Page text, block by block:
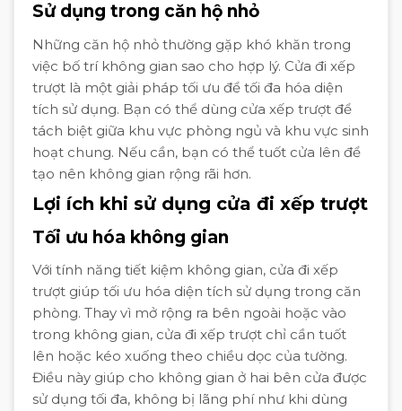
Sử dụng trong căn hộ nhỏ
Những căn hộ nhỏ thường gặp khó khăn trong
việc bố trí không gian sao cho hợp lý. Cửa đi xếp
trượt là một giải pháp tối ưu để tối đa hóa diện
tích sử dụng. Bạn có thể dùng cửa xếp trượt để
tách biệt giữa khu vực phòng ngủ và khu vực sinh
hoạt chung. Nếu cần, bạn có thể tuốt cửa lên để
tạo nên không gian rộng rãi hơn.
Lợi ích khi sử dụng cửa đi xếp trượt
Tối ưu hóa không gian
Với tính năng tiết kiệm không gian, cửa đi xếp
trượt giúp tối ưu hóa diện tích sử dụng trong căn
phòng. Thay vì mở rộng ra bên ngoài hoặc vào
trong không gian, cửa đi xếp trượt chỉ cần tuốt
lên hoặc kéo xuống theo chiều dọc của tường.
Điều này giúp cho không gian ở hai bên cửa được
sử dụng tối đa, không bị lãng phí như khi dùng